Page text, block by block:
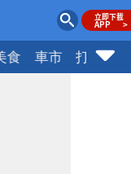
食 車市 打詐